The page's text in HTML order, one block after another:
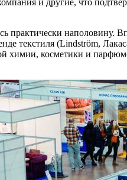
и другие, что
практически наполовину.
текстиля (Lindström,
химии, косметики и